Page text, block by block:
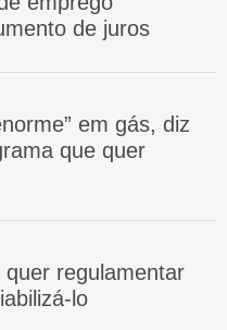
de juros
em gás, diz
que quer
regulamentar
lo